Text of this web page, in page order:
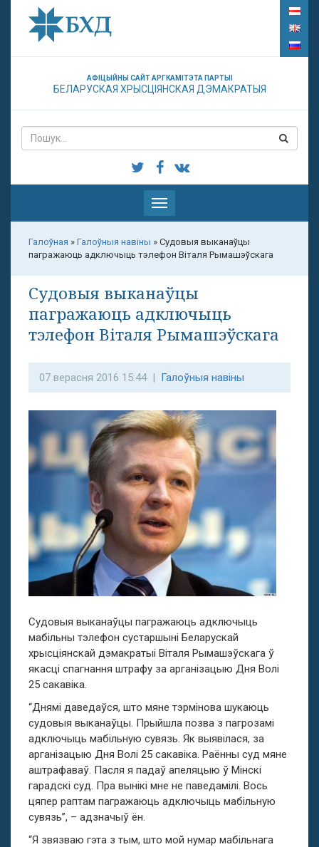
АФІЦЫЙНЫ САЙТ АРГКАМІТЭТА ПАРТЫІ
БЕЛАРУСКАЯ ХРЫСЦІЯНСКАЯ ДЭМАКРАТЫЯ
Паказаць
меню
Галоўная » Галоўныя навіны » Судовыя выканаўцы
пагражаюць адключыць тэлефон Віталя Рымашэўскага
Судовыя выканаўцы
пагражаюць адключыць
тэлефон Віталя Рымашэўскага
07 верасня 2016 15:44 | Галоўныя навіны
Судовыя выканаўцы пагражаюць адключыць
мабільны тэлефон сустаршыні Беларускай
хрысціянскай дэмакратыі Віталя Рымашэўскага ў
якасці спагнання штрафу за арганізацыю Дня Волі
25 сакавіка.
“Днямі даведаўся, што мяне тэрмінова шукаюць
судовыя выканаўцы. Прыйшла позва з пагрозамі
адключыць мабільную сувязь. Як выявілася, за
арганізацыю Дня Волі 25 сакавіка. Раённы суд мяне
аштрафаваў. Пасля я падаў апеляцыю ў Мінскі
гарадскі суд. Пра вынікі мне не паведамілі. Вось
цяпер раптам пагражаюць адключыць мабільную
сувязь”, – адзначыў ён.
“Я звязваю гэта з тым, што мой нумар мабільнага